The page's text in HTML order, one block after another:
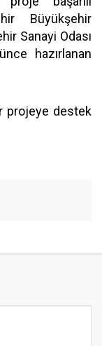
Büyükşehir
Sanayi Odası
hazırlanan
projeye destek